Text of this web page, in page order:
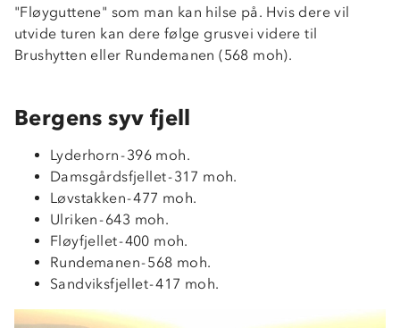
"Fløyguttene" som man kan hilse på. Hvis dere vil
utvide turen kan dere følge grusvei videre til
Brushytten eller Rundemanen (568 moh).
Bergens syv fjell
Lyderhorn - 396 moh.
Damsgårdsfjellet - 317 moh.
Løvstakken - 477 moh.
Ulriken - 643 moh.
Fløyfjellet - 400 moh.
Rundemanen - 568 moh.
Sandviksfjellet - 417 moh.